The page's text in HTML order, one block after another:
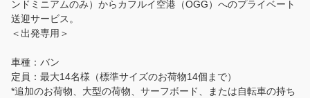
ハナウマ湾ツアー（シャトル＋入場券）
家族旅行におすすめ
ンドミニアムのみ）からカフルイ空港（OGG）へのプライベート
送迎サービス。
＜出発専用＞
車種：バン
定員：最大14名様（標準サイズのお荷物14個まで）
*追加のお荷物、大型の荷物、サーフボード、または自転車の持ち